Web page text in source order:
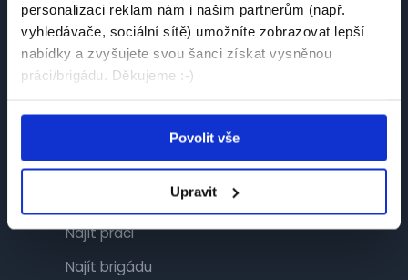
personalizaci reklam nám i našim partnerům (např.
vyhledávače, sociální sítě) umožníte zobrazovat lepší
nabídky a zvyšujete svou šanci získat vysněnou
práci/brigádu. Děkujeme :-)
Povolit vše
Upravit
Česká platforma pro hledání práce a talentů.
Spojujeme kandidáty se zaměstnavateli.
Najít práci
Najít brigádu